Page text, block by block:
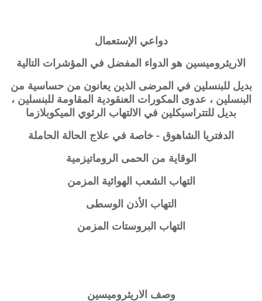
دواعي الإستعمال
الاريثروميسين هو الدواء المفضل في المؤشرات التالية
بديل للبنسلين في المرضى الذين يعانون من حساسية من
البنسلين ، عدوى المكورات العنقودية المقاومة للبنسلين ،
بديل للتتراسيكلين في الالتهاب الرئوي الميكوبلازما
الدفتريا الشاهوق - خاصة في علاج الحالة الحاملة
الوقاية من الحمى الروماتيزمية
التهاب الشعب الهوائية المزمن
التهاب الأذن الوسطى
التهاب البروستات المزمن
وصف الاريثروميسين